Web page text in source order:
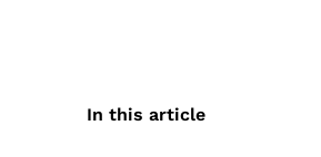
In this article